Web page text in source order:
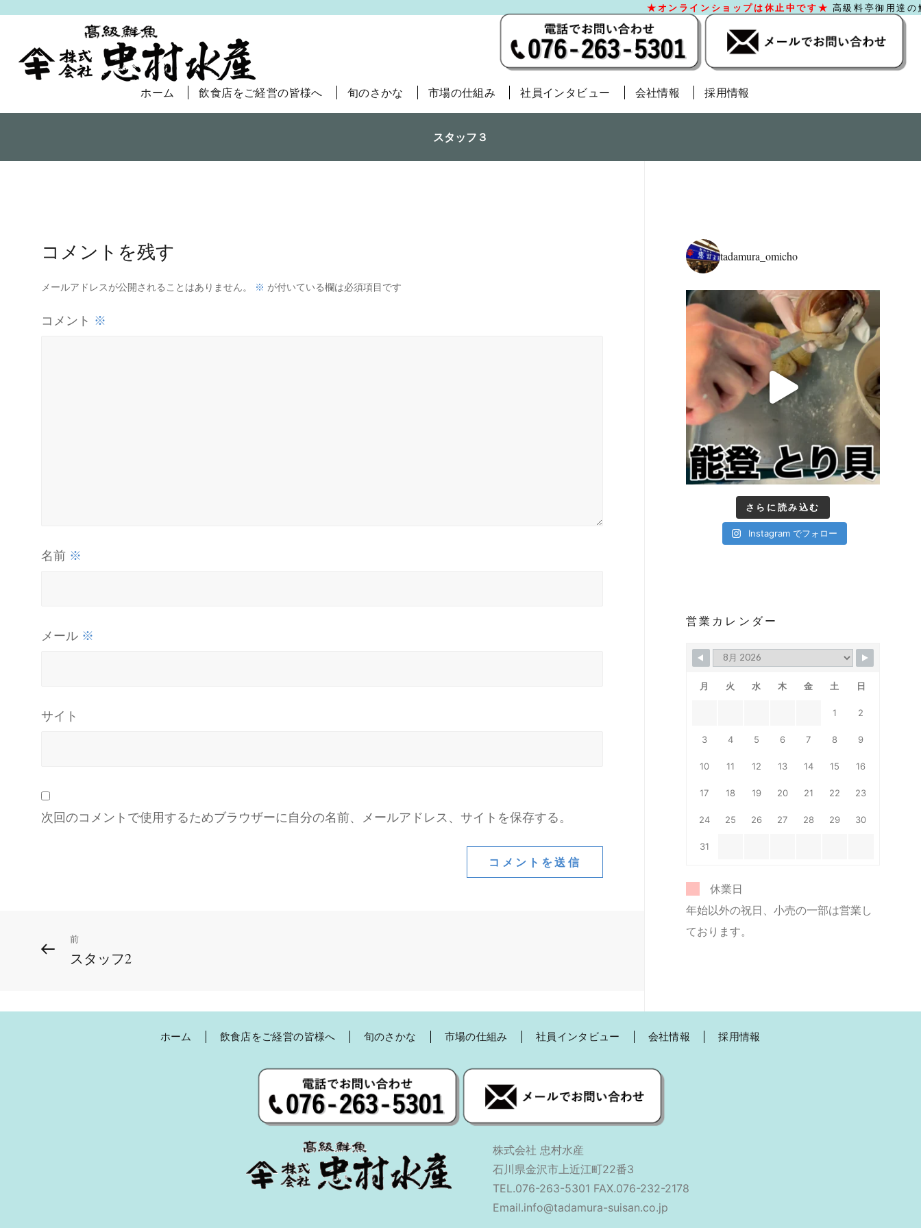
高級料亭御用達の鮮
ホーム 飲食店をご経営の皆様へ 旬のさかな 市場の仕組み 社員インタビュー 会社情報 採用情報
スタッフ３
コメントを残す
メールアドレスが公開されることはありません。 ※ が付いている欄は必須項目です
コメント ※
名前 ※
メール ※
サイト
次回のコメントで使用するためブラウザーに自分の名前、メールアドレス、サイトを保存する。
投
ビ
前
の
前
スタッフ2
tadamura_omicho
さらに読み込む
Instagram でフォロー
営業カレンダー
月 火 水 木 金 土 日
1 2
3 4 5 6 7 8 9
10 11 12 13 14 15 16
17 18 19 20 21 22 23
24 25 26 27 28 29 30
31
ホーム 飲食店をご経営の皆様へ 旬のさかな 市場の仕組み 社員インタビュー 会社情報 採用情報
株式会社 忠村水産
石川県金沢市上近江町22番3
TEL.076-263-5301 FAX.076-232-2178
Email.info@tadamura-suisan.co.jp